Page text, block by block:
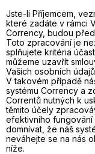
Jste-li Příjemcem,
které zadáte v rámci
Corrency, budou
Toto zpracování je
splňujete kritéria
můžeme uzavřít
Vašich osobních
V takovém případě
systému Corrency a
Correntů nutných k
těmito účely
efektivního fungování
domnívat, že náš
neváhejte se na nás
níže.